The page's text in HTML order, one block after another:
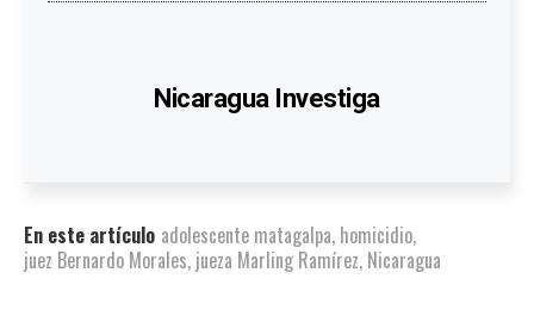
Nicaragua Investiga
En este artículo adolescente matagalpa, homicidio,
juez Bernardo Morales, jueza Marling Ramírez, Nicaragua